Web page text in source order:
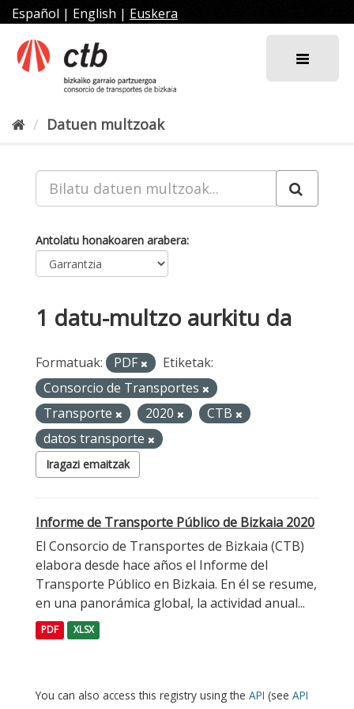
Joan
edukira
Español | English | Euskera
Datuen multzoak
Antolatu honakoaren arabera
1 datu-multzo aurkitu da
Formatuak: PDF
Etiketak:
Consorcio de Transportes
Transporte
2020
CTB
datos transporte
Iragazi emaitzak
Informe de Transporte Público de Bizkaia 2020
El Consorcio de Transportes de Bizkaia (CTB)
elabora desde hace años el Informe del
Transporte Público en Bizkaia. En él se resume,
en una panorámica global, la actividad anual...
PDF XLSX
You can also access this registry using the API (see API